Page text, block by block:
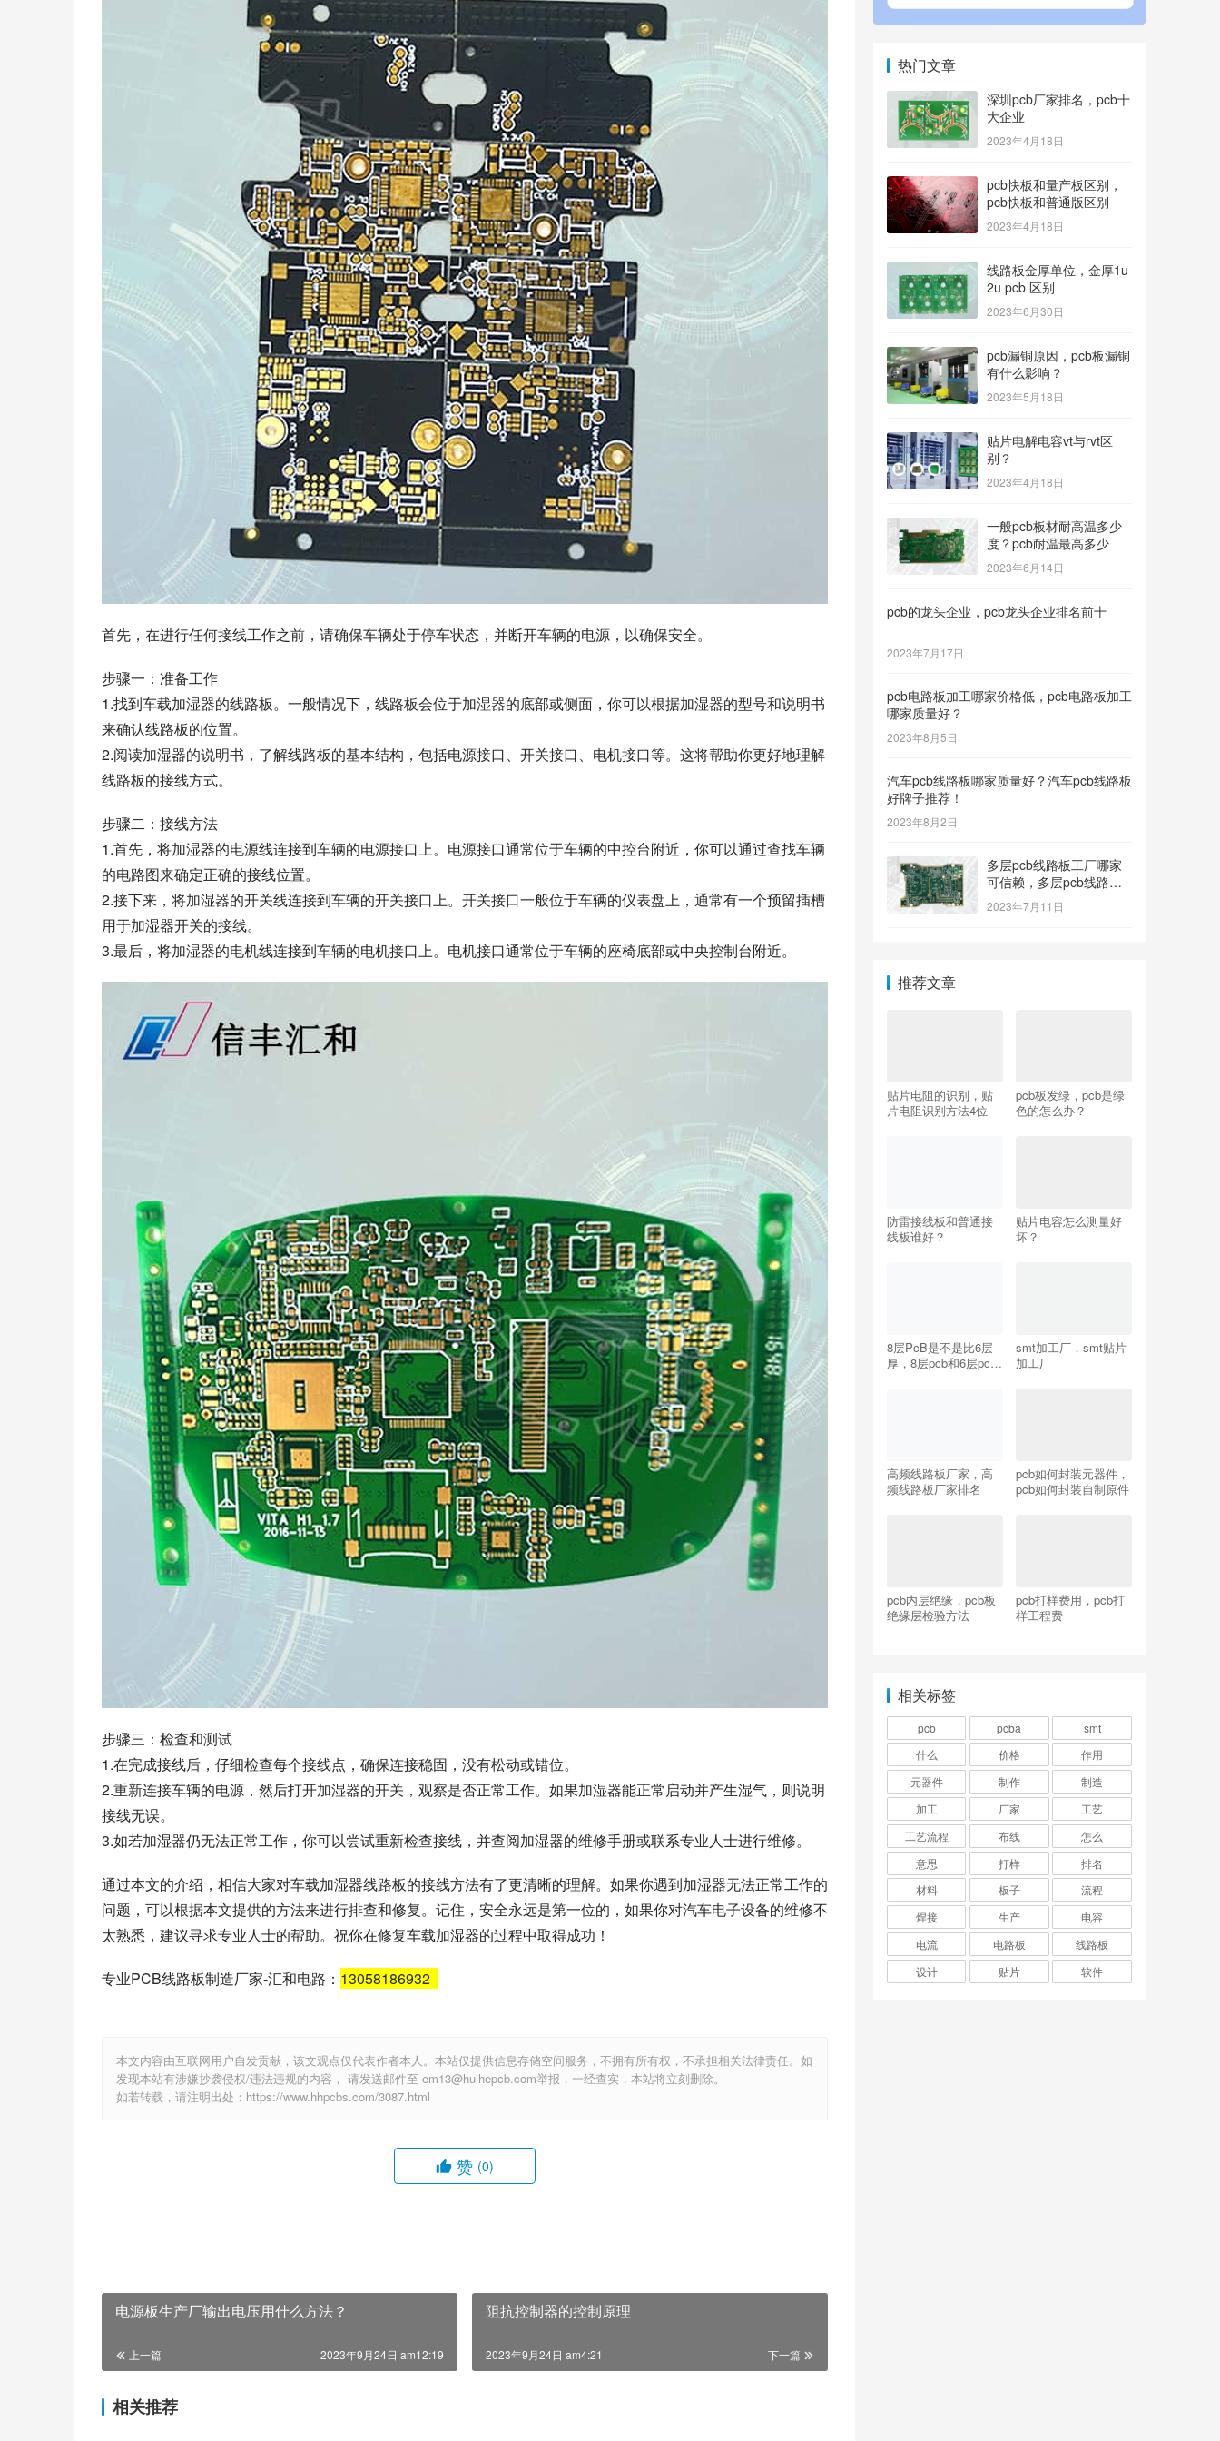
首先，在进行任何接线工作之前，请确保车辆处于停车状态，并断开车辆的电源，以确保安全。
步骤一：准备工作
1.找到车载加湿器的线路板。一般情况下，线路板会位于加湿器的底部或侧面，你可以根据加湿器的型号和说明书
来确认线路板的位置。
2.阅读加湿器的说明书，了解线路板的基本结构，包括电源接口、开关接口、电机接口等。这将帮助你更好地理解
线路板的接线方式。
步骤二：接线方法
1.首先，将加湿器的电源线连接到车辆的电源接口上。电源接口通常位于车辆的中控台附近，你可以通过查找车辆
的电路图来确定正确的接线位置。
2.接下来，将加湿器的开关线连接到车辆的开关接口上。开关接口一般位于车辆的仪表盘上，通常有一个预留插槽
用于加湿器开关的接线。
3.最后，将加湿器的电机线连接到车辆的电机接口上。电机接口通常位于车辆的座椅底部或中央控制台附近。
步骤三：检查和测试
1.在完成接线后，仔细检查每个接线点，确保连接稳固，没有松动或错位。
2.重新连接车辆的电源，然后打开加湿器的开关，观察是否正常工作。如果加湿器能正常启动并产生湿气，则说明
接线无误。
3.如若加湿器仍无法正常工作，你可以尝试重新检查接线，并查阅加湿器的维修手册或联系专业人士进行维修。
通过本文的介绍，相信大家对车载加湿器线路板的接线方法有了更清晰的理解。如果你遇到加湿器无法正常工作的
问题，可以根据本文提供的方法来进行排查和修复。记住，安全永远是第一位的，如果你对汽车电子设备的维修不
太熟悉，建议寻求专业人士的帮助。祝你在修复车载加湿器的过程中取得成功！
专业PCB线路板制造厂家-汇和电路： 13058186932
本文内容由互联网用户自发贡献，该文观点仅代表作者本人。本站仅提供信息存储空间服务，不拥有所有权，不承担相关法律责任。如
发现本站有涉嫌抄袭侵权/违法违规的内容， 请发送邮件至 em13@huihepcb.com举报，一经查实，本站将立刻删除。
如若转载，请注明出处：https://www.hhpcbs.com/3087.html
赞 (0)
电源板生产厂输出电压用什么方法？
上一篇 2023年9月24日 am12:19
阻抗控制器的控制原理
下一篇
2023年9月24日 am4:21
相关推荐
热门文章
深圳pcb厂家排名，pcb十
大企业
2023年4月18日
pcb快板和量产板区别，
pcb快板和普通版区别
2023年4月18日
线路板金厚单位，金厚1u
2u pcb 区别
2023年6月30日
pcb漏铜原因，pcb板漏铜
有什么影响？
2023年5月18日
贴片电解电容vt与rvt区
别？
2023年4月18日
一般pcb板材耐高温多少
度？pcb耐温最高多少
2023年6月14日
pcb的龙头企业，pcb龙头企业排名前十
2023年7月17日
pcb电路板加工哪家价格低，pcb电路板加工
哪家质量好？
2023年8月5日
汽车pcb线路板哪家质量好？汽车pcb线路板
好牌子推荐！
2023年8月2日
多层pcb线路板工厂哪家
可信赖，多层pcb线路板
工厂哪个牌子质量好
2023年7月11日
推荐文章
贴片电阻的识别，贴
片电阻识别方法4位
pcb板发绿，pcb是绿
色的怎么办？
防雷接线板和普通接
线板谁好？
贴片电容怎么测量好
坏？
8层PcB是不是比6层
厚，8层pcb和6层pcb
smt加工厂，smt贴片
加工厂
高频线路板厂家，高
频线路板厂家排名
pcb如何封装元器件，
pcb如何封装自制原件
pcb内层绝缘，pcb板
绝缘层检验方法
pcb打样费用，pcb打
样工程费
相关标签
pcb pcba
smt
什么
价格
作用
元器件
制作
制造
加工
厂家
工艺
工艺流程
布线
怎么
意思
打样
排名
材料
板子
流程
焊接
生产
电容
电流
电路板
线路板
设计
贴片 软件